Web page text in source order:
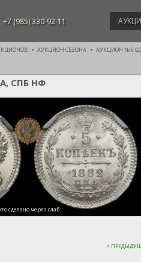
+7 (985) 330-92-11
АУКЦИОН СЕЗОНА АУКЦИОН № 6
СПБ НФ
сделано через слаб
<